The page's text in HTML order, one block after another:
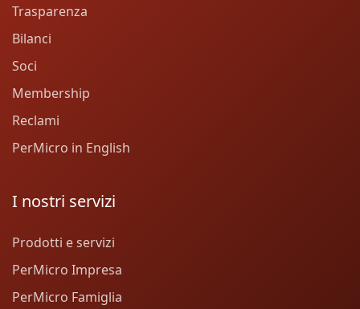
Trasparenza
Bilanci
Soci
Membership
Reclami
PerMicro in English
I nostri servizi
Prodotti e servizi
PerMicro Impresa
PerMicro Famiglia